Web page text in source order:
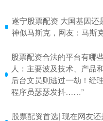
遂宁股票配资 大国基因还
神似马斯克，网友：马斯
股票配资合法的平台有哪
人：主要波及技术、产品
后台文员则逃过一劫！经
程序员瑟瑟发抖……”
股票配资首选| 现在网友